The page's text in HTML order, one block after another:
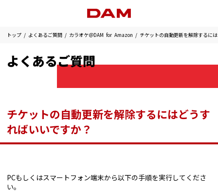
トップ よくあるご質問 カラオケ＠DAM for Amazon チケットの自動更新を解除するに
よくあるご質問
チケットの自動更新を解除するにはどうす
ればいいですか？
PCもしくはスマートフォン端末から以下の手順を実行してくださ
い。